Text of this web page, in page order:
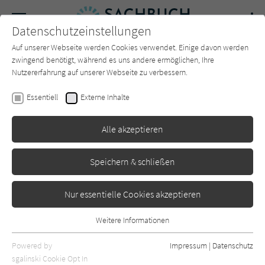
SUCHE Forum Charts Newsletter
Annette Roeder
Erschienen: September 2022 0
Datenschutzeinstellungen
Auf unserer Webseite werden Cookies verwendet. Einige davon werden
zwingend benötigt, während es uns andere ermöglichen, Ihre
Nutzererfahrung auf unserer Webseite zu verbessern.
Essentiell Externe Inhalte
Alle akzeptieren
Speichern & schließen
Nur essentielle Cookies akzeptieren
Essentielle Cookies werden für grundlegende Funktionen der
Webseite benötigt. Dadurch ist gewährleistet, dass die Webseite
Weitere Informationen
Powered by
sgalinski Cookie Opt In
Impressum | Datenschutz